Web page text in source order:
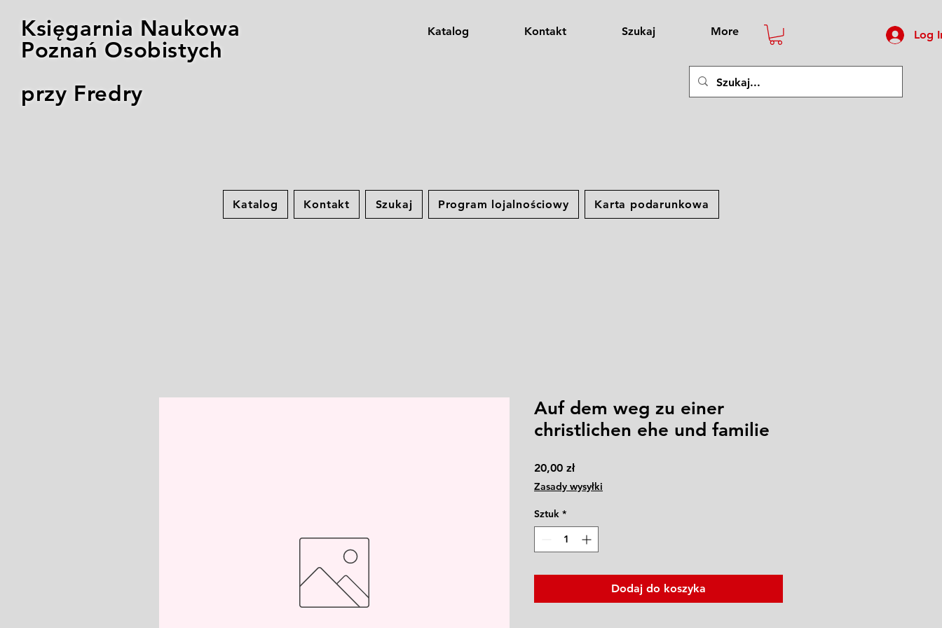
Księgarnia Naukowa
Poznań Osobistych
przy Fredry
Katalog Kontakt Szukaj More Log
Katalog Kontakt Szukaj Program lojalnościowy Karta podarunkowa
Auf dem weg zu einer
christlichen ehe und familie
20,00 złCena
Zasady wysyłki
Sztuk *
Dodaj do koszyka